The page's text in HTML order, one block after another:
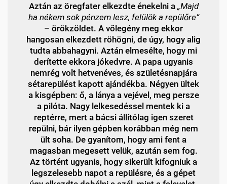
Aztán az öregfater elkezdte énekelni a „Majd
ha nékem sok pénzem lesz, felülök a repülőre”
– örökzöldet. A vőlegény meg ekkor
hangosan elkezdett röhögni, de úgy, hogy alig
tudta abbahagyni. Aztán elmesélte, hogy mi
derítette ekkora jókedvre. A papa ugyanis
nemrég volt hetvenéves, és születésnapjára
sétarepülést kapott ajándékba. Négyen ültek
a kisgépben: ő, a lánya a vejével, meg persze
a pilóta. Nagy lelkesedéssel mentek ki a
reptérre, mert a bácsi állítólag igen szeret
repülni, bár ilyen gépben korábban még nem
ült soha. De gyanítom, hogy ami fent a
magasban megesett velük, azután sem fog.
Az történt ugyanis, hogy sikerült kifogniuk a
legszelesebb napot a repülésre, és a gépet